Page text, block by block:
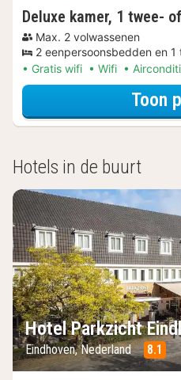
Deluxe kamer, 1 twee-
Max. 2 volwassenen
2 eenpersoonsbedden en
Gratis wifi
Wifi
Toon
Hotels in de buurt
Hotel Parkzicht
Eindhoven, Nederland 8.1